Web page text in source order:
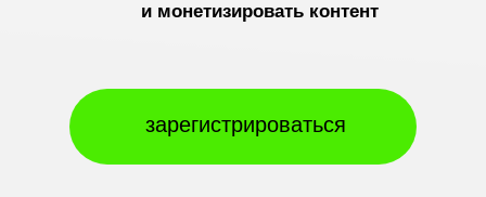
зарегистрироваться
и монетизировать контент